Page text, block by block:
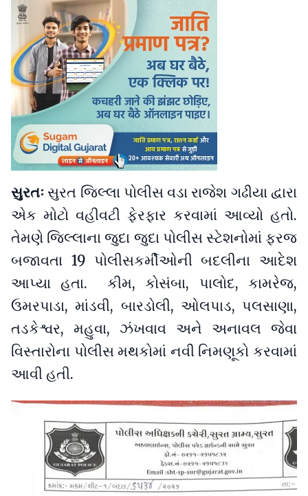
સુરતઃ સુરત જિલ્લા પોલીસ વડા રાજેશ ગઢીયા દ્વારા
એક મોટો વહીવટી ફેરફાર કરવામાં આવ્યો હતો.
તેમણે જિલ્લાના જુદા જુદા પોલીસ સ્ટેશનોમાં ફરજ
બજાવતા 19 પોલીસકર્મીઓની બદલીના આદેશ
આપ્યા હતા. કીમ, કોસંબા, પાલોદ, કામરેજ,
ઉમરપાડા, માંડવી, બારડોલી, ઓલપાડ, પલસાણા,
તડકેશ્વર, મહુવા, ઝંખવાવ અને અનાવલ જેવા
વિસ્તારોના પોલીસ મથકોમાં નવી નિમણૂકો કરવામાં
આવી હતી.